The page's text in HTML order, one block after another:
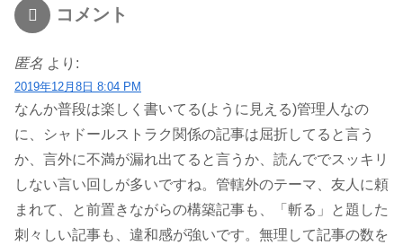
コメント
匿名 より:
2019年12月8日 8:04 PM
なんか普段は楽しく書いてる(ように見える)管理人なの
に、シャドールストラク関係の記事は屈折してると言う
か、言外に不満が漏れ出てると言うか、読んででスッキリ
しない言い回しが多いですね。管轄外のテーマ、友人に頼
まれて、と前置きながらの構築記事も、「斬る」と題した
刺々しい記事も、違和感が強いです。無理して記事の数を